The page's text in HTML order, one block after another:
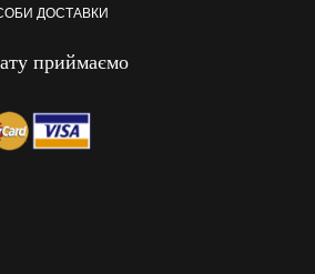
ДОСТАВКИ
приймаємо